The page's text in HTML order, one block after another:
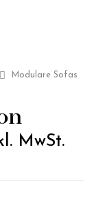
Modulare Sofas
MwSt.